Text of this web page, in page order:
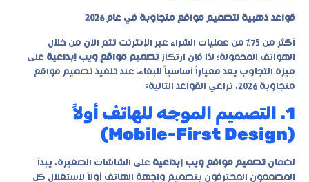
قواعد ذهبية لتصميم مواقع متجاوبة في عام 2026
أكثر من 75% من عمليات الشراء عبر الإنترنت تتم الآن من خلال
الهواتف المحمولة؛ لذا فإن ارتكاز تصميم مواقع ويب إبداعية على
ميزة التجاوب يعد معياراً أساسياً للبقاء. عند تنفيذ تصميم مواقع
متجاوبة 2026
، نراعي القواعد التالية:
1. التصميم الموجه للهاتف أولاً
(Mobile-First Design)
لضمان تصميم مواقع ويب إبداعية على الشاشات الصغيرة، يبدأ
المصممون المحترفون بتصميم واجهة الهاتف أولاً لاستغلال كل